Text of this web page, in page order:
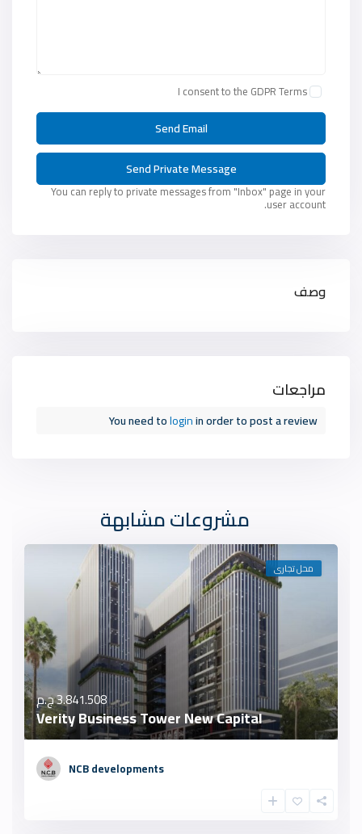
وصف
I consent to the GDPR Terms
You can reply to private messages from "Inbox" page in your
user account.
مراجعات
You need tologinin order to post a review
مشروعات مشابهة
محل تجارى
3.841.508 ج.م
Verity Business Tower New Capital
NCB developments